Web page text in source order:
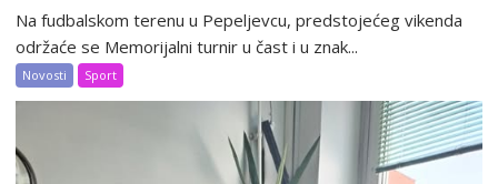
Na fudbalskom terenu u Pepeljevcu, predstojećeg vikenda
održaće se Memorijalni turnir u čast i u znak...
Novosti Sport